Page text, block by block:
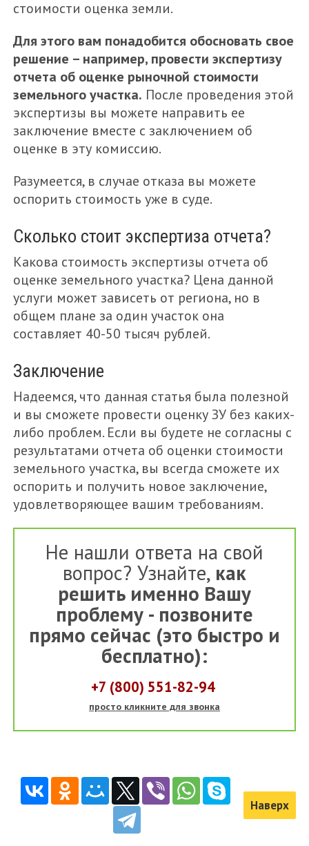
стоимости оценка земли.
Для этого вам понадобится обосновать свое
решение – например, провести экспертизу
отчета об оценке рыночной стоимости
земельного участка. После проведения этой
экспертизы вы можете направить ее
заключение вместе с заключением об
оценке в эту комиссию.
Разумеется, в случае отказа вы можете
оспорить стоимость уже в суде.
Сколько стоит экспертиза отчета?
Какова стоимость экспертизы отчета об
оценке земельного участка? Цена данной
услуги может зависеть от региона, но в
общем плане за один участок она
составляет 40-50 тысяч рублей.
Заключение
Надеемся, что данная статья была полезной
и вы сможете провести оценку ЗУ без каких-
либо проблем. Если вы будете не согласны с
результатами отчета об оценки стоимости
земельного участка, вы всегда сможете их
оспорить и получить новое заключение,
удовлетворяющее вашим требованиям.
Не нашли ответа на свой
вопрос? Узнайте, как
решить именно Вашу
проблему - позвоните
прямо сейчас (это быстро и
бесплатно):
+7 (800) 551-82-94
просто кликните для звонка
Наверх